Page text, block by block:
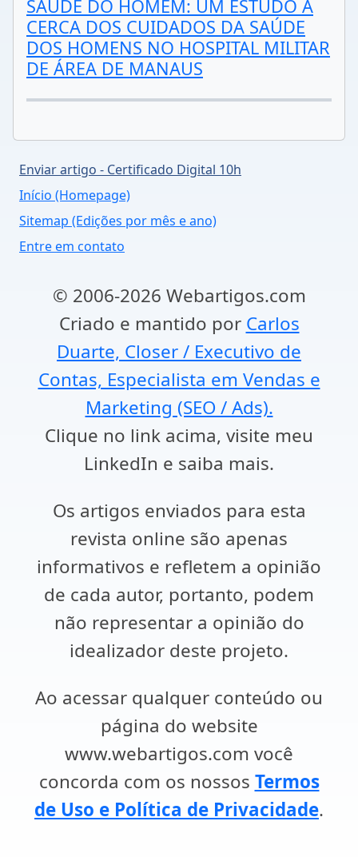
SAÚDE DO HOMEM: UM ESTUDO A
CERCA DOS CUIDADOS DA SAÚDE
DOS HOMENS NO HOSPITAL MILITAR
DE ÁREA DE MANAUS
Enviar artigo - Certificado Digital 10h
Início (Homepage)
Sitemap (Edições por mês e ano)
Entre em contato
© 2006-2026 Webartigos.com
Criado e mantido por Carlos
Duarte, Closer / Executivo de
Contas, Especialista em Vendas e
Marketing (SEO / Ads).
Clique no link acima, visite meu
LinkedIn e saiba mais.
Os artigos enviados para esta
revista online são apenas
informativos e refletem a opinião
de cada autor, portanto, podem
não representar a opinião do
idealizador deste projeto.
Ao acessar qualquer conteúdo ou
página do website
www.webartigos.com você
concorda com os nossos Termos
de Uso e Política de Privacidade.